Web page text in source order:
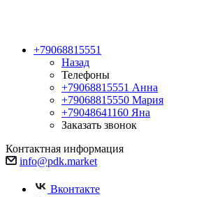
+79068815551
Назад
Телефоны
+79068815551 Анна
+79068815550 Мария
+79048641160 Яна
Заказать звонок
Контактная информация
info@pdk.market
Вконтакте